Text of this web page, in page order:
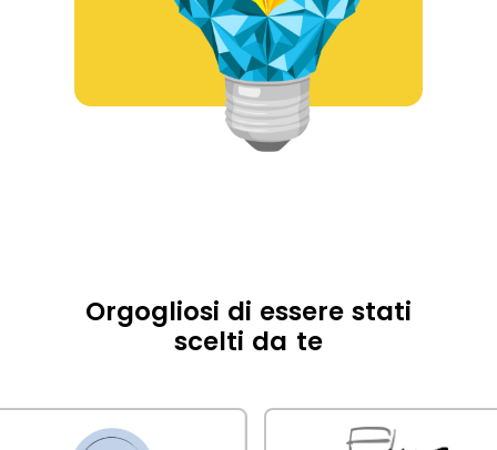
Orgogliosi di essere stati
scelti da te